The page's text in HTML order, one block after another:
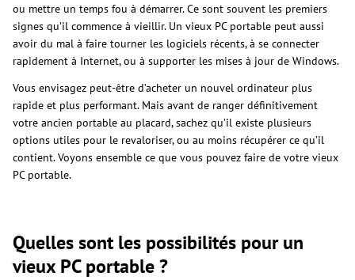
ou mettre un temps fou à démarrer. Ce sont souvent les premiers
signes qu’il commence à vieillir. Un vieux PC portable peut aussi
avoir du mal à faire tourner les logiciels récents, à se connecter
rapidement à Internet, ou à supporter les mises à jour de Windows.
Vous envisagez peut-être d’acheter un nouvel ordinateur plus
rapide et plus performant. Mais avant de ranger définitivement
votre ancien portable au placard, sachez qu’il existe plusieurs
options utiles pour le revaloriser, ou au moins récupérer ce qu’il
contient. Voyons ensemble ce que vous pouvez faire de votre vieux
PC portable.
Quelles sont les possibilités pour un
vieux PC portable ?